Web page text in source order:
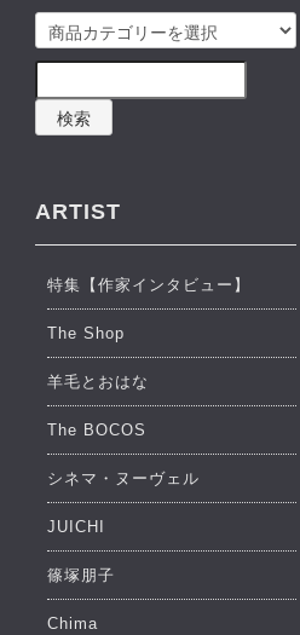
検索
ARTIST
特集【作家インタビュー】
The Shop
羊毛とおはな
The BOCOS
シネマ・ヌーヴェル
JUICHI
篠塚朋子
Chima